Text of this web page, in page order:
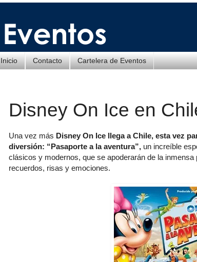
Inicio Contacto Cartelera de Eventos
Disney On Ice en
Una vez más Disney On Ice llega a Chile, esta vez
diversión: “Pasaporte a la aventura”, un increíble
clásicos y modernos, que se apoderarán de la
recuerdos, risas y emociones.